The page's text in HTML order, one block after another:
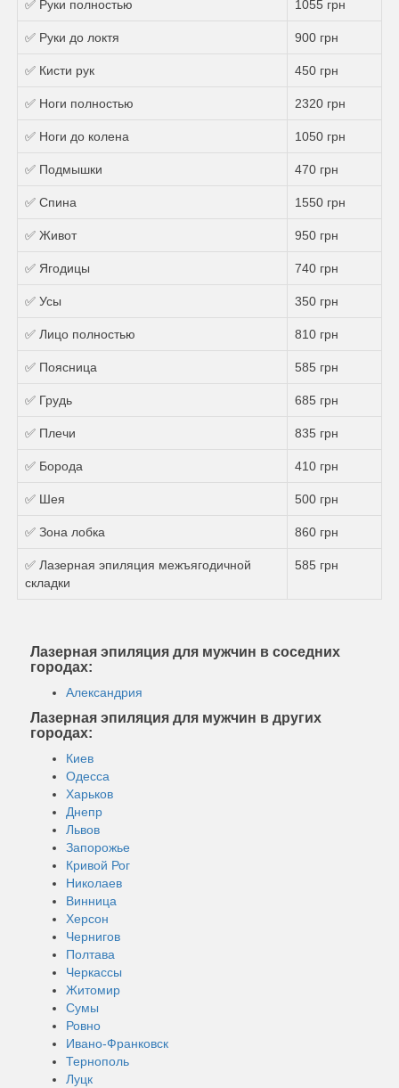
✅ Руки полностью 1055 грн
✅ Руки до локтя 900 грн
✅ Кисти рук 450 грн
✅ Ноги полностью 2320 грн
✅ Ноги до колена 1050 грн
✅ Подмышки 470 грн
✅ Спина 1550 грн
✅ Живот 950 грн
✅ Ягодицы 740 грн
✅ Усы 350 грн
✅ Лицо полностью 810 грн
✅ Поясница 585 грн
✅ Грудь 685 грн
✅ Плечи 835 грн
✅ Борода 410 грн
✅ Шея 500 грн
✅ Зона лобка 860 грн
✅ Лазерная эпиляция межъягодичной
складки
585 грн
Лазерная эпиляция для мужчин в соседних
городах:
Александрия
Лазерная эпиляция для мужчин в других
городах:
Киев
Одесса
Харьков
Днепр
Львов
Запорожье
Кривой Рог
Николаев
Винница
Херсон
Чернигов
Полтава
Черкассы
Житомир
Сумы
Ровно
Ивано-Франковск
Тернополь
Луцк